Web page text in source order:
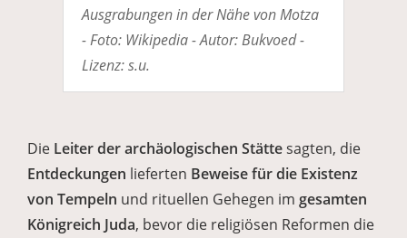
Ausgrabungen in der Nähe von Motza
- Foto: Wikipedia - Autor: Bukvoed -
Lizenz: s.u.
Die Leiterder archäologischen Stättesagten, die
Entdeckungen lieferten Beweise für die Existenz
von Tempeln und rituellen Gehegen im gesamten
Königreich Juda, bevor die religiösen Reformen die